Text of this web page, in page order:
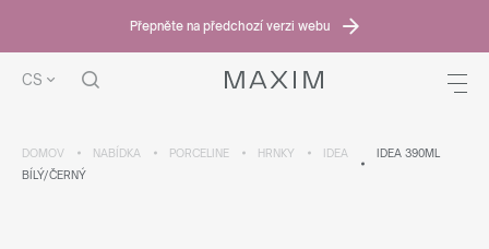
Přepněte na předchozí verzi webu
CS
DOMOV NABÍDKA PORCELINE HRNKY IDEA
IDEA 390ML
BÍLÝ/ČERNÝ